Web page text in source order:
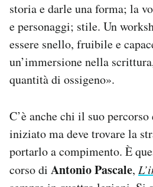
storia e darle una forma; la
e personaggi; stile. Un
essere snello, fruibile e
un’immersione nella
quantità di ossigeno».
C’è anche chi il suo
iniziato ma deve trovare la
portarlo a compimento. È
corso di Antonio Pascale,